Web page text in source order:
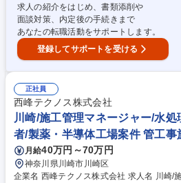
件
求人の紹介をはじめ、書類添削や
面談対策、内定後の手続きまで
あなたの転職活動をサポートします。
登録してサポートを受ける
正社員
西峰テクノス株式会社
川崎/施工管理マネージャー/水
者/製薬・半導体工場案件 管工事
月給40万円～70万円
神奈川県川崎市川崎区
企業名 西峰テクノス株式会社 求人名 川崎/施工管理マネージャー/水処理配